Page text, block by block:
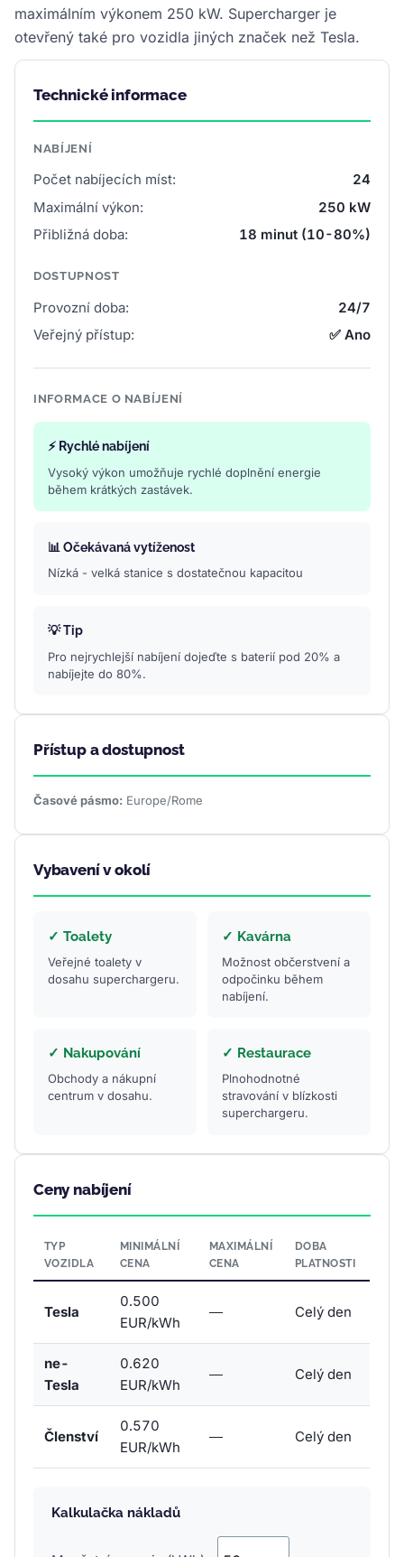
maximálním výkonem 250 kW. Supercharger je
otevřený také pro vozidla jiných značek než Tesla.
Technické informace
NABÍJENÍ
Počet nabíjecích míst:
24
Maximální výkon:
250 kW
Přibližná doba:
18 minut (10-80%)
DOSTUPNOST
Provozní doba:
24/7
Veřejný přístup:
✅ Ano
INFORMACE O NABÍJENÍ
⚡ Rychlé nabíjení
Vysoký výkon umožňuje rychlé doplnění energie
během krátkých zastávek.
📊 Očekávaná vytíženost
Nízká - velká stanice s dostatečnou kapacitou
💡 Tip
Pro nejrychlejší nabíjení dojeďte s baterií pod 20% a
nabíjejte do 80%.
Přístup a dostupnost
Časové pásmo: Europe/Rome
Vybavení v okolí
✓ Toalety
Veřejné toalety v
dosahu superchargeru.
✓ Kavárna
Možnost občerstvení a
odpočinku během
nabíjení.
✓ Nakupování
Obchody a nákupní
centrum v dosahu.
✓ Restaurace
Plnohodnotné
stravování v blízkosti
superchargeru.
Ceny nabíjení
TYP
VOZIDLA
MINIMÁLNÍ
CENA
MAXIMÁLNÍ
CENA
DOBA
PLATNOSTI
Tesla
0.500
EUR/kWh
— Celý den
ne-
Tesla
0.620
EUR/kWh
— Celý den
Členství
0.570
EUR/kWh
— Celý den
Kalkulačka nákladů